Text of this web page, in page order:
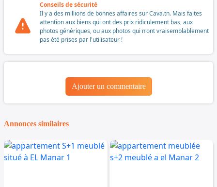
Conseils de sécurité
Il y a des millions de bonnes affaires sur Cava.tn. Mais faites
attention aux biens qui ont des prix ridiculement bas, aux
photos génériques, ou aux photos qui n'ont vraisemblablement
pas été prises par l'utilisateur !
Ajouter un commentaire
Annonces similaires